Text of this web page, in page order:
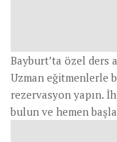
Bayburt’ta özel ders
Uzman eğitmenlerle
rezervasyon yapın.
bulun ve hemen